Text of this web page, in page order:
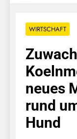
WIRTSCHAFT
neues
rund
Hund